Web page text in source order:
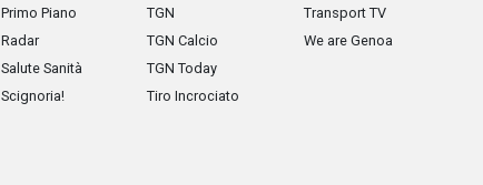
Primo Piano
Radar
Salute Sanità
Scignoria!
TGN
TGN Calcio
TGN Today
Tiro Incrociato
Transport TV
We are Genoa